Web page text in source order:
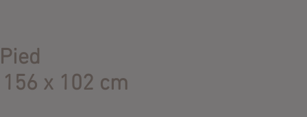
x 102 cm